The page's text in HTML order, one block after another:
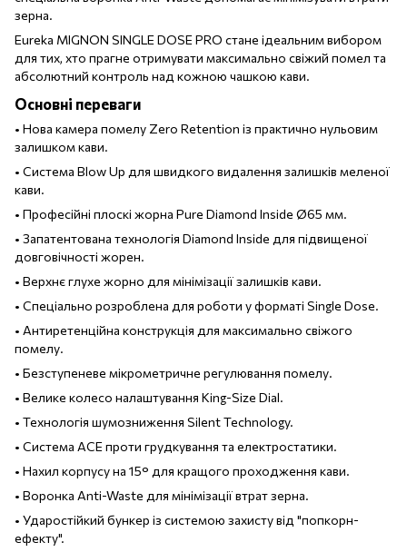
зерна.
Eureka MIGNON SINGLE DOSE PRO стане ідеальним вибором
для тих, хто прагне отримувати максимально свіжий помел та
абсолютний контроль над кожною чашкою кави.
Основні переваги
• Нова камера помелу Zero Retention із практично нульовим
залишком кави.
• Система Blow Up для швидкого видалення залишків меленої
кави.
• Професійні плоскі жорна Pure Diamond Inside Ø65 мм.
• Запатентована технологія Diamond Inside для підвищеної
довговічності жорен.
• Верхнє глухе жорно для мінімізації залишків кави.
• Спеціально розроблена для роботи у форматі Single Dose.
• Антиретенційна конструкція для максимально свіжого
помелу.
• Безступеневе мікрометричне регулювання помелу.
• Велике колесо налаштування King-Size Dial.
• Технологія шумозниження Silent Technology.
• Система ACE проти грудкування та електростатики.
• Нахил корпусу на 15° для кращого проходження кави.
• Воронка Anti-Waste для мінімізації втрат зерна.
• Ударостійкий бункер із системою захисту від "попкорн-
ефекту".